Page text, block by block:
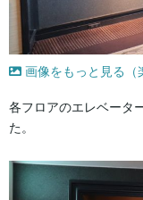
画像をもっと見る（
各フロアのエレベータ
た。